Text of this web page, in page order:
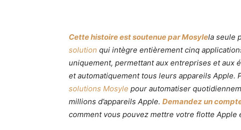
Cette histoire est soutenue par Mosylela seule
solution qui intègre entièrement cinq
uniquement, permettant aux entreprises et aux
et automatiquement tous leurs appareils Apple.
solutions Mosyle pour automatiser
millions d’appareils Apple. Demandez un
comment vous pouvez mettre votre flotte